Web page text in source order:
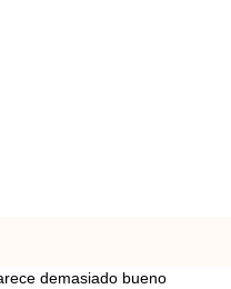
demasiado bueno